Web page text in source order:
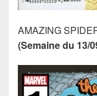
AMAZING
(Semaine du 13/